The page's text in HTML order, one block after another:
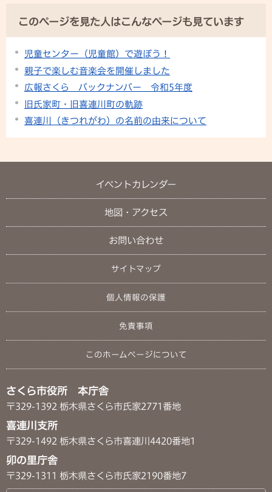
このページを見た人はこんなページも見ています
児童センター（児童館）で遊ぼう！
親子で楽しむ音楽会を開催しました
広報さくら バックナンバー 令和5年度
旧氏家町・旧喜連川町の軌跡
喜連川（きつれがわ）の名前の由来について
イベントカレンダー
地図・アクセス
お問い合わせ
サイトマップ
個人情報の保護
免責事項
このホームページについて
さくら市役所 本庁舎
〒329-1392 栃木県さくら市氏家2771番地
喜連川支所
〒329-1492 栃木県さくら市喜連川4420番地1
卯の里庁舎
〒329-1311 栃木県さくら市氏家2190番地7